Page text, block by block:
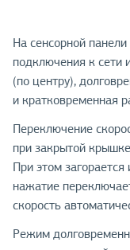
На сенсорной
подключения к сети
(по центру),
и кратковременная
Переключение
при закрытой
При этом
нажатие
скорость
Режим